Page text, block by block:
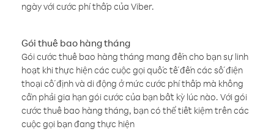
ngày với cước phí thấp của Viber.
Gói thuê bao hàng tháng
Gói cước thuê bao hàng tháng mang đến cho bạn sự linh
hoạt khi thực hiện các cuộc gọi quốc tế đến các số điện
thoại cố định và di động ở mức cước phí thấp mà không
cần phải gia hạn gói cước của bạn bất kỳ lúc nào. Với gói
cước thuê bao hàng tháng, bạn có thể tiết kiệm trên các
cuộc gọi bạn đang thực hiện